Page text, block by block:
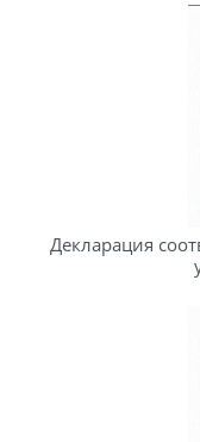
Декларация